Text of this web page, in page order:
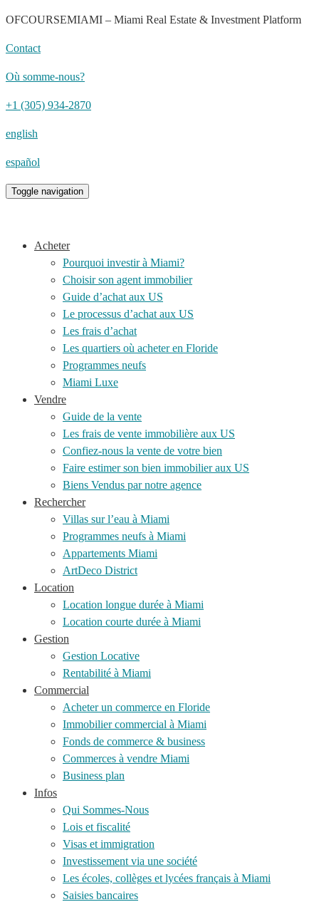
OFCOURSEMIAMI – Miami Real Estate & Investment Platform
Contact
Où somme-nous?
+1 (305) 934-2870
english
español
Toggle navigation
Acheter
Pourquoi investir à Miami?
Choisir son agent immobilier
Guide d’achat aux US
Le processus d’achat aux US
Les frais d’achat
Les quartiers où acheter en Floride
Programmes neufs
Miami Luxe
Vendre
Guide de la vente
Les frais de vente immobilière aux US
Confiez-nous la vente de votre bien
Faire estimer son bien immobilier aux US
Biens Vendus par notre agence
Rechercher
Villas sur l’eau à Miami
Programmes neufs à Miami
Appartements Miami
ArtDeco District
Location
Location longue durée à Miami
Location courte durée à Miami
Gestion
Gestion Locative
Rentabilité à Miami
Commercial
Acheter un commerce en Floride
Immobilier commercial à Miami
Fonds de commerce & business
Commerces à vendre Miami
Business plan
Infos
Qui Sommes-Nous
Lois et fiscalité
Visas et immigration
Investissement via une société
Les écoles, collèges et lycées français à Miami
Saisies bancaires